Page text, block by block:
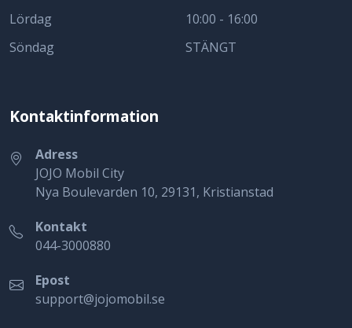
Lördag
Söndag
10:00 - 16:00
STÄNGT
Kontaktinformation
Adress
JOJO Mobil City
Nya Boulevarden 10, 29131, Kristianstad
Kontakt
044-3000880
Epost
support@jojomobil.se